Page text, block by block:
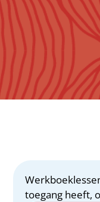
toegang heeft,